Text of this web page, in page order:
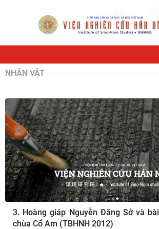
NHÂN VẬT
3. Hoàng giáp Nguyễn Đăng Sở và
chùa Cổ Am (TBHNH 2012)